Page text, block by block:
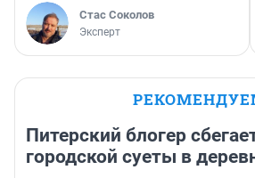
Стас Соколов
Эксперт
Питерский блогер
городской суеты в